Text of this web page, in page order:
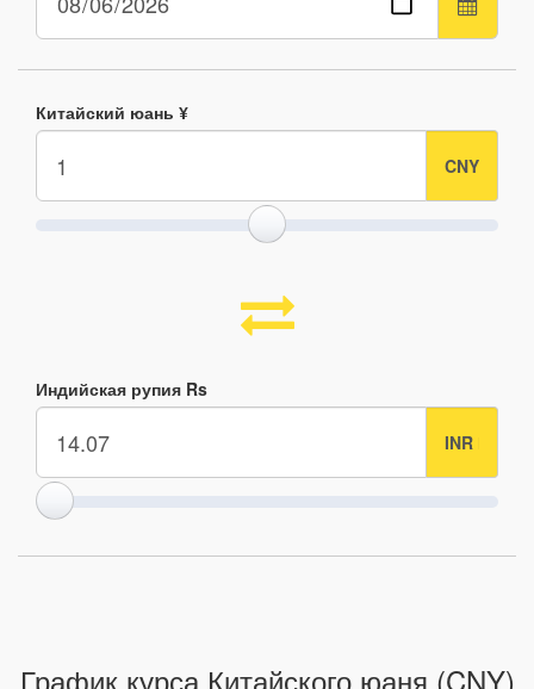
Китайский юань ¥
Индийская рупия Rs
График курса Китайского юаня (CNY)